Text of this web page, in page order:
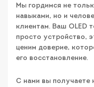
Мы гордимся не
навыками, но и
клиентам. Ваш OLED
просто устройство,
ценим доверие,
его восстановление.
С нами вы получаете